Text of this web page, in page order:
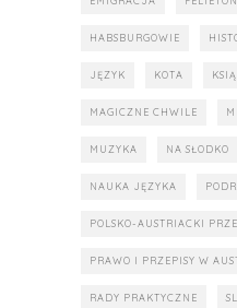
HABSBURGOWIE
JĘZYK KOTA
MAGICZNE CHWILE
MUZYKA NA SŁODKO
NAUKA JĘZYKA
POLSKO-AUSTRIACKI
PRAWO I PRZEPISY W
RADY PRAKTYCZNE